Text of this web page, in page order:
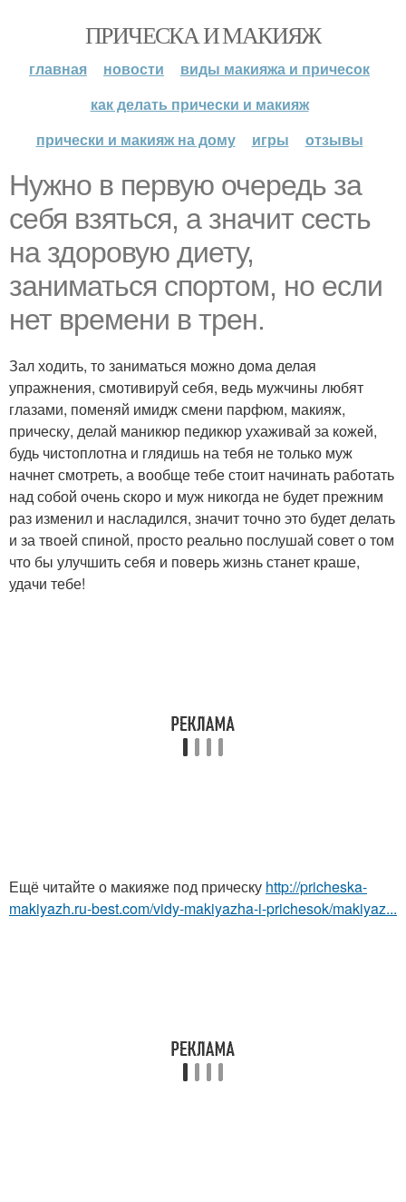
ПРИЧЕСКА И МАКИЯЖ
главная новости
виды макияжа и причесок
как делать прически и макияж
прически и макияж на дому
игры отзывы
Нужно в первую очередь за
себя взяться, а значит сесть
на здоровую диету,
заниматься спортом, но если
нет времени в трен.
Зал ходить, то заниматься можно дома делая
упражнения, смотивируй себя, ведь мужчины любят
глазами, поменяй имидж смени парфюм, макияж,
прическу, делай маникюр педикюр ухаживай за кожей,
будь чистоплотна и глядишь на тебя не только муж
начнет смотреть, а вообще тебе стоит начинать работать
над собой очень скоро и муж никогда не будет прежним
раз изменил и насладился, значит точно это будет делать
и за твоей спиной, просто реально послушай совет о том
что бы улучшить себя и поверь жизнь станет краше,
удачи тебе!
Ещё читайте о макияже под прическу http://pricheska-
makiyazh.ru-best.com/vidy-makiyazha-i-prichesok/makiyaz...